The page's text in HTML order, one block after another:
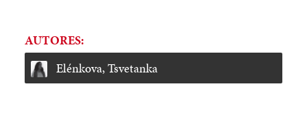
AUTORES:
Elénkova, Tsvetanka